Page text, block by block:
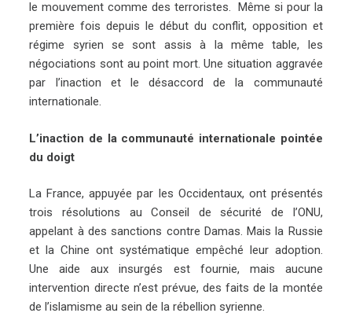
le mouvement comme des terroristes. Même si pour la
première fois depuis le début du conflit, opposition et
régime syrien se sont assis à la même table, les
négociations sont au point mort. Une situation aggravée
par l’inaction et le désaccord de la communauté
internationale.
L’inaction de la communauté internationale pointée
du doigt
La France, appuyée par les Occidentaux, ont présentés
trois résolutions au Conseil de sécurité de l’ONU,
appelant à des sanctions contre Damas. Mais la Russie
et la Chine ont systématique empêché leur adoption.
Une aide aux insurgés est fournie, mais aucune
intervention directe n’est prévue, des faits de la montée
de l’islamisme au sein de la rébellion syrienne.